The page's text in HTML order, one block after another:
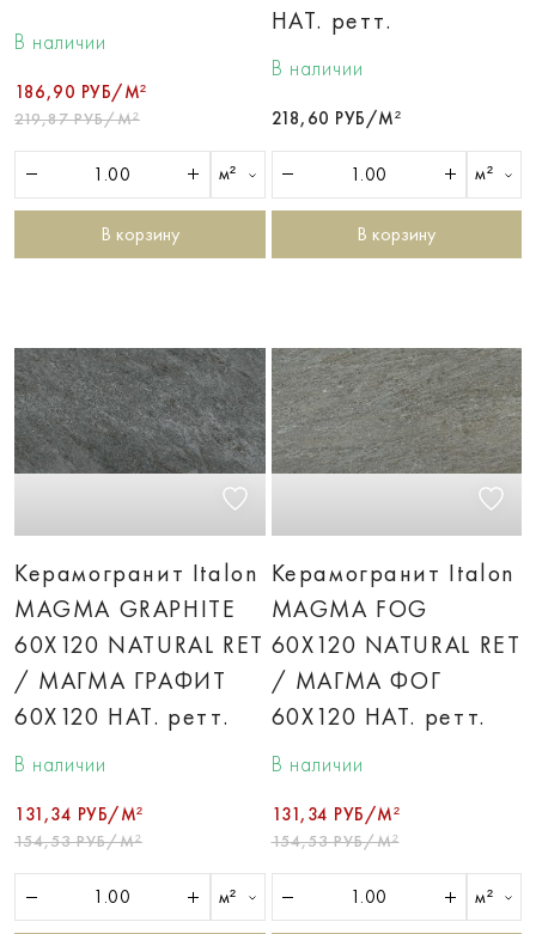
В наличии
186,90 РУБ/М²
219,87 РУБ/М²
м²
В корзину
НАТ. ретт.
В наличии
218,60 РУБ/М²
м²
В корзину
Керамогранит Italon
MAGMA GRAPHITE
60X120 NATURAL RET
/ МАГМА ГРАФИТ
60X120 НАТ. ретт.
В наличии
131,34 РУБ/М²
154,53 РУБ/М²
м²
Керамогранит Italon
MAGMA FOG
60X120 NATURAL RET
/ МАГМА ФОГ
60X120 НАТ. ретт.
В наличии
131,34 РУБ/М²
154,53 РУБ/М²
м²